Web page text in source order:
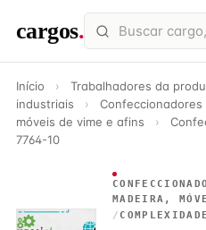
cargos.
Início ›
Trabalhadores da
industriais
›
móveis de vime e afins
›
7764-10
MADEIRA,
/